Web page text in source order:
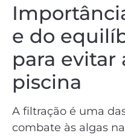
e do
para evitar
piscina
A filtração é uma
combate às algas